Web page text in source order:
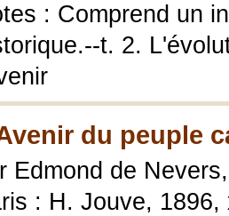
: Comprend un
t. 2.
du peuple
Edmond de
: H. Jouve, 1896,